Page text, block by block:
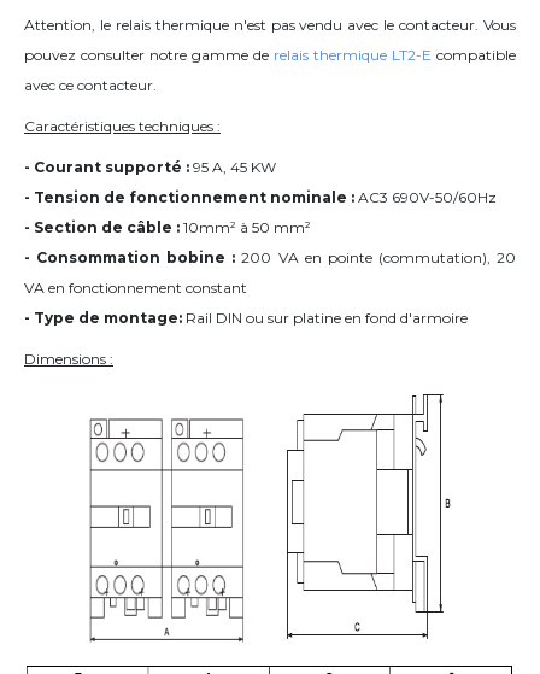
Attention, le relais thermique n'est pas vendu avec le contacteur. Vous
pouvez consulter notre gamme de relais thermique LT2-E compatible
avec ce contacteur.
Caractéristiques techniques :
- Courant supporté : 95 A, 45 KW
- Tension de fonctionnement nominale : AC3 690V-50/60Hz
- Section de câble : 10mm² à 50 mm²
- Consommation bobine : 200 VA en pointe (commutation), 20
VA en fonctionnement constant
- Type de montage: Rail DIN ou sur platine en fond d'armoire
Dimensions :